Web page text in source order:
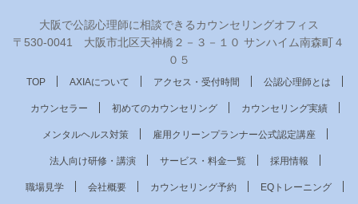
大阪で公認心理師に相談できるカウンセリングオフィス
〒530‐0041 大阪市北区天神橋２－３－１０ サンハイム南森町４
０５
TOP AXIAについて アクセス・受付時間 公認心理師とは
カウンセラー 初めてのカウンセリング カウンセリング実績
メンタルヘルス対策 雇用クリーンプランナー公式認定講座
法人向け研修・講演 サービス・料金一覧 採用情報
職場見学 会社概要 カウンセリング予約 EQトレーニング